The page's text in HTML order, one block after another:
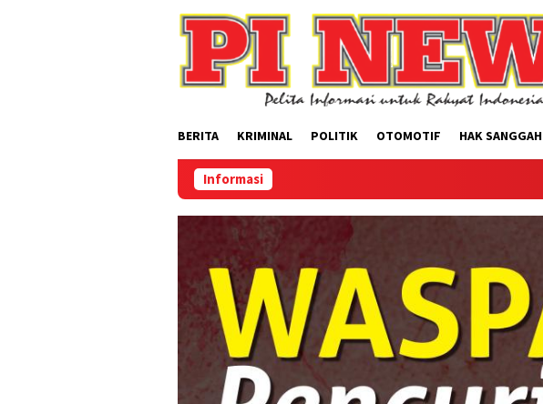
BERITA KRIMINAL POLITIK OTOMOTIF HAK SANGGAH
Informasi